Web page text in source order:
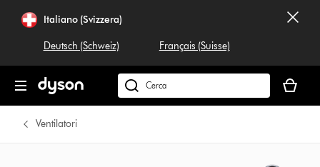
navigazioneItaliano (Svizzera)
Deutsch (Schweiz) Français (Suisse)
Cerca
su
carrello
è
Ventilatori